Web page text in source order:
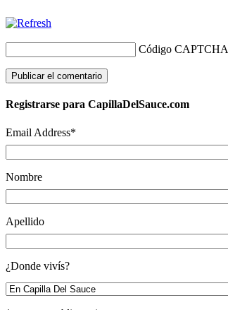
Código CAPTCHA
Registrarse para CapillaDelSauce.com
Email Address*
Nombre
Apellido
¿Donde vivís?